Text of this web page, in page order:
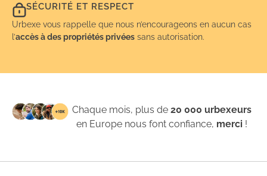
SÉCURITÉ ET RESPECT
Urbexe vous rappelle que nous n’encourageons en aucun cas
l’accès à des propriétés privées sans autorisation.
Chaque mois, plus de20 000 urbexeurs
en Europe nous font confiance, merci !